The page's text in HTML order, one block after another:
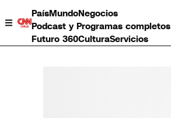
PaísMundoNegocios
Podcast y Programas completos
Futuro 360CulturaServicios